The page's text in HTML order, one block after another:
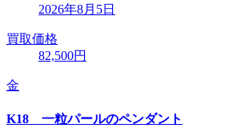
2026年8月5日
買取価格
82,500円
金
K18 一粒パールのペンダント